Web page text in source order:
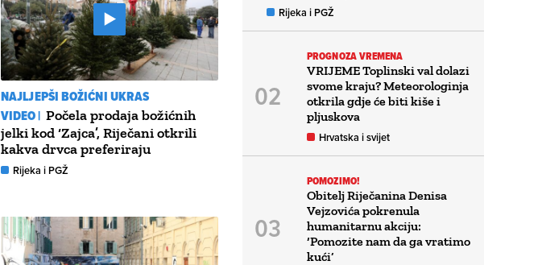
NAJLJEPŠI BOŽIĆNI UKRAS
VIDEO | Počela prodaja božićnih
jelki kod ‘Zajca’, Riječani otkrili
kakva drvca preferiraju
Rijeka i PGŽ
Rijeka i PGŽ
PROGNOZA VREMENA
VRIJEME Toplinski val dolazi
svome kraju? Meteorologinja
otkrila gdje će biti kiše i
pljuskova
Hrvatska i svijet
POMOZIMO!
Obitelj Riječanina Denisa
Vejzovića pokrenula
humanitarnu akciju:
‘Pomozite nam da ga vratimo
kući’